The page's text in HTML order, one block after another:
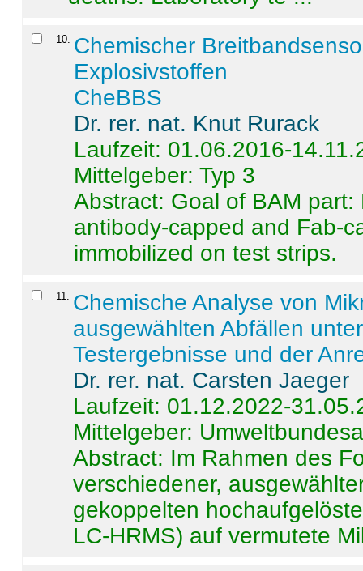
10 Chemischer
Explosivstoffen
CheBBS
Dr. rer. nat. Knut Rurack
Laufzeit: 01.06.2016-
Mittelgeber: Typ 3
Abstract: Goal of BAM
antibody-capped and Fab-
immobilized on test strips.
11
Chemische Analyse von
ausgewählten Abfällen
Testergebnisse und der
Dr. rer. nat. Carsten Jaeger
Laufzeit: 01.12.2022-
Mittelgeber:
Abstract: Im Rahmen des
verschiedener,
gekoppelten
LC-HRMS) auf vermutete